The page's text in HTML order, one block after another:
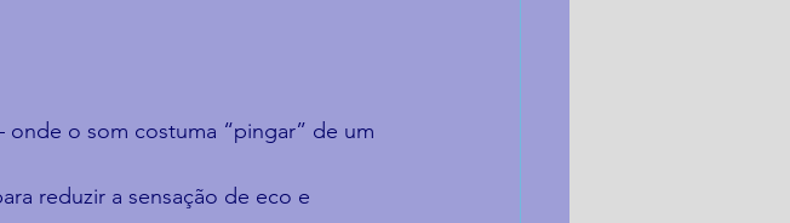
o som costuma “pingar” de um
reduzir a sensação de eco e